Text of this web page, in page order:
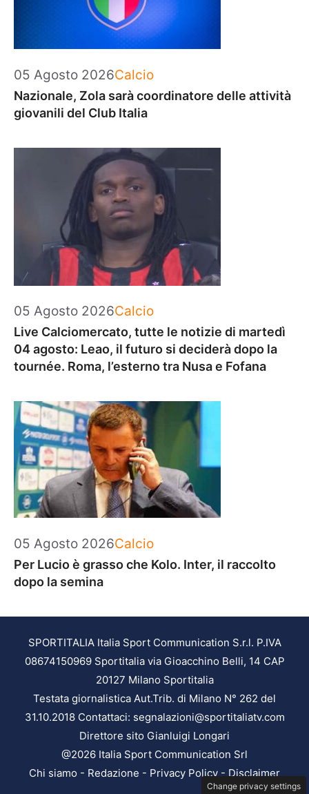
05 Agosto 2026Categorie
Calcio
Nazionale, Zola sarà coordinatore delle attività
giovanili del Club Italia
05 Agosto 2026Categorie
Calcio
Live Calciomercato, tutte le notizie di martedì
04 agosto: Leao, il futuro si deciderà dopo la
tournée. Roma, l’esterno tra Nusa e Fofana
05 Agosto 2026Categorie
Calcio
Per Lucio è grasso che Kolo. Inter, il raccolto
dopo la semina
SPORTITALIA Italia Sport Communication S.r.l. P.IVA
08674150969 Sportitalia via Gioacchino Belli, 14 CAP
20127 Milano Sportitalia
Testata giornalistica Aut.Trib. di Milano N° 262 del
31.10.2018 Contattaci: segnalazioni@sportitaliatv.com
Direttore sito Gianluigi Longari
@2026 Italia Sport Communication Srl
Chi siamo - Redazione - Privacy Policy-Disclaimer
Change privacy settings